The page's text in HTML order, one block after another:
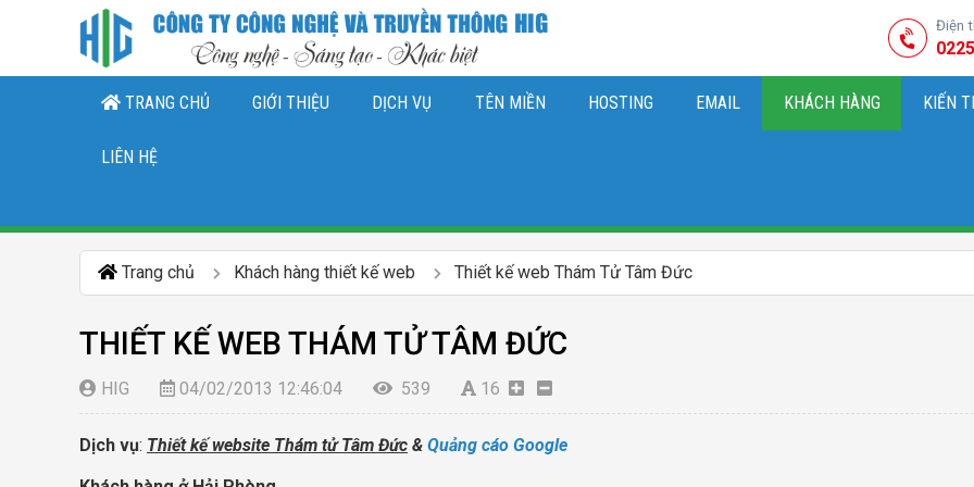
Điện
TRANG CHỦ GIỚI THIỆU DỊCH VỤ TÊN MIỀN HOSTING EMAIL KHÁCH HÀNG KIẾN
LIÊN HỆ
Trang chủ Khách hàng thiết kế web Thiết kế web Thám Tử Tâm Đức
THIẾT KẾ WEB THÁM TỬ TÂM ĐỨC
HIG 04/02/2013 12:46:04 539 16
Dịch vụ: Thiết kế website Thám tử Tâm Đức & Quảng cáo Google